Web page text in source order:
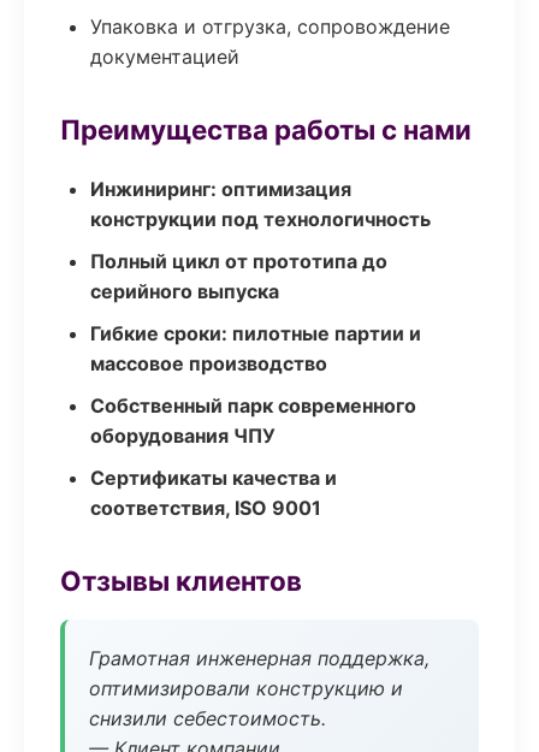
Упаковка и отгрузка, сопровождение
документацией
Преимущества работы с нами
Инжиниринг: оптимизация
конструкции под технологичность
Полный цикл от прототипа до
серийного выпуска
Гибкие сроки: пилотные партии и
массовое производство
Собственный парк современного
оборудования ЧПУ
Сертификаты качества и
соответствия, ISO 9001
Отзывы клиентов
Грамотная инженерная поддержка,
оптимизировали конструкцию и
снизили себестоимость.